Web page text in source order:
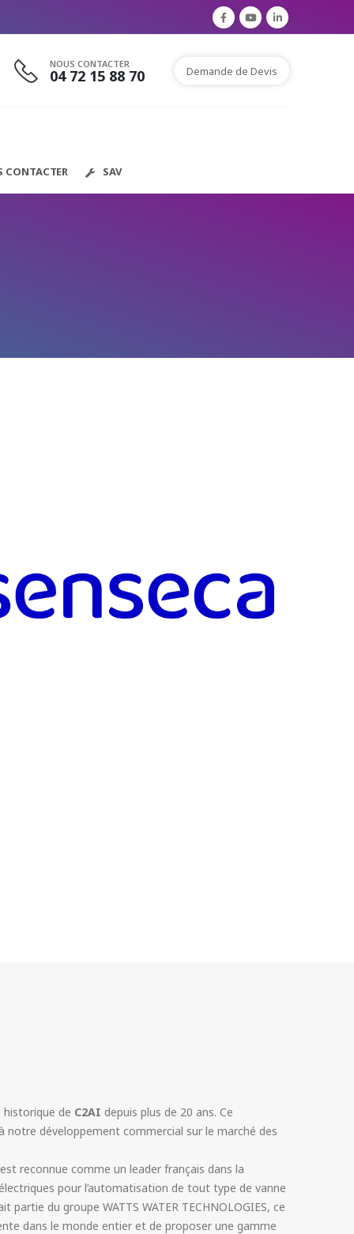
NOUS CONTACTER
04 72 15 88 70 Demande de Devis
CONTACTER SAV
de C2AI depuis plus de 20 ans. Ce
notre développement commercial sur le marché des
reconnue comme un leader français dans la
pour l’automatisation de tout type de vanne
partie du groupe WATTS WATER TECHNOLOGIES, ce
dans le monde entier et de proposer une gamme